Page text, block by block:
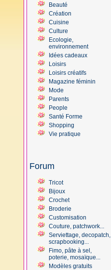
Beauté
Création
Cuisine
Culture
Ecologie,
environnement
Idées cadeaux
Loisirs
Loisirs créatifs
Magazine féminin
Mode
Parents
People
Santé Forme
Shopping
Vie pratique
Forum
Tricot
Bijoux
Crochet
Broderie
Customisation
Couture, patchwork...
Serviettage, decopatch,
scrapbooking...
Fimo, pâte à sel,
poterie, mosaïque...
Modèles gratuits